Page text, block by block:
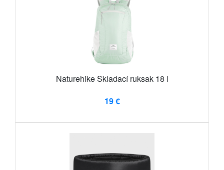
Naturehike Skladací ruksak 18 l
19 €